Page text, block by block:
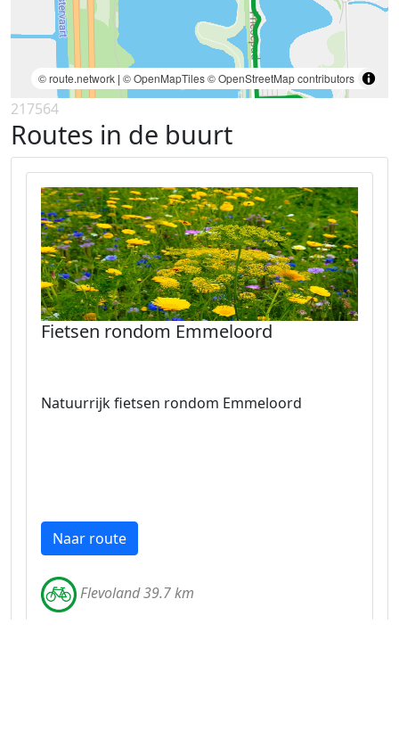
© route.network | © OpenMapTiles© OpenStreetMap contributors
217564
Routes in de buurt
Fietsen rondom Emmeloord
Natuurrijk fietsen rondom Emmeloord
Naar route
Flevoland 39.7 km